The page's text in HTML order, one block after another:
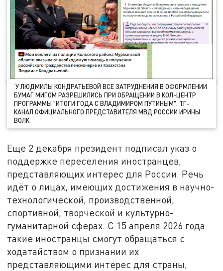
У ЛЮДМИЛЫ КОНДРАТЬЕВОЙ ВСЕ ЗАТРУДНЕНИЯ В ОФОРМЛЕНИИ
БУМАГ МИГОМ РАЗРЕШИЛИСЬ ПРИ ОБРАЩЕНИИ В КОЛ-ЦЕНТР
ПРОГРАММЫ "ИТОГИ ГОДА С ВЛАДИМИРОМ ПУТИНЫМ". ТГ-
КАНАЛ ОФИЦИАЛЬНОГО ПРЕДСТАВИТЕЛЯ МВД РОССИИ ИРИНЫ
ВОЛК
Ещё 2 декабря президент подписал указ о
поддержке переселения иностранцев,
представляющих интерес для России. Речь
идёт о лицах, имеющих достижения в научно-
технологической, производственной,
спортивной, творческой и культурно-
гуманитарной сферах. С 15 апреля 2026 года
такие иностранцы смогут обращаться с
ходатайством о признании их
представляющими интерес для страны,